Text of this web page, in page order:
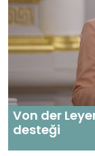
Von der
desteği